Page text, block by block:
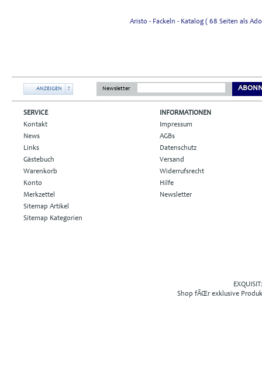
Aristo - Fackeln - Katalog ( 68 Seiten als
ANZEIGEN ? Newsletter
SERVICE
Kontakt
News
Links
Gästebuch
Warenkorb
Konto
Merkzettel
Sitemap Artikel
Sitemap Kategorien
INFORMATIONEN
Impressum
AGBs
Datenschutz
Versand
Widerrufsrecht
Hilfe
Newsletter
Shop fÃŒr exklusive